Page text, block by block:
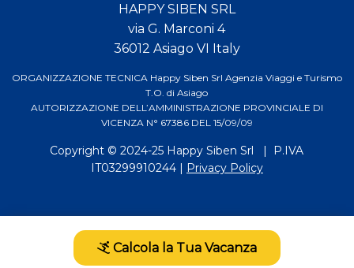
HAPPY SIBEN SRL
via G. Marconi 4
36012 Asiago VI Italy
ORGANIZZAZIONE TECNICA Happy Siben Srl Agenzia Viaggi e Turismo
T.O. di Asiago
AUTORIZZAZIONE DELL’AMMINISTRAZIONE PROVINCIALE DI
VICENZA N° 67386 DEL 15/09/09
Copyright © 2024-25 Happy Siben Srl | P.IVA
IT03299910244 | Privacy Policy
Calcola la Tua Vacanza